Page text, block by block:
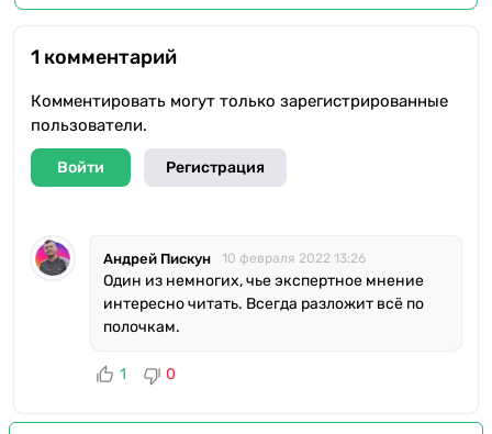
1 комментарий
Комментировать могут только зарегистрированные
пользователи.
Войти Регистрация
Андрей Пискун 10 февраля 2022 13:26
Один из немногих, чье экспертное мнение
интересно читать. Всегда разложит всё по
полочкам.
1 0